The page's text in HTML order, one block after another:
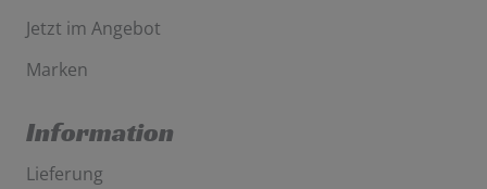
Jetzt im Angebot
Marken
Information
Lieferung